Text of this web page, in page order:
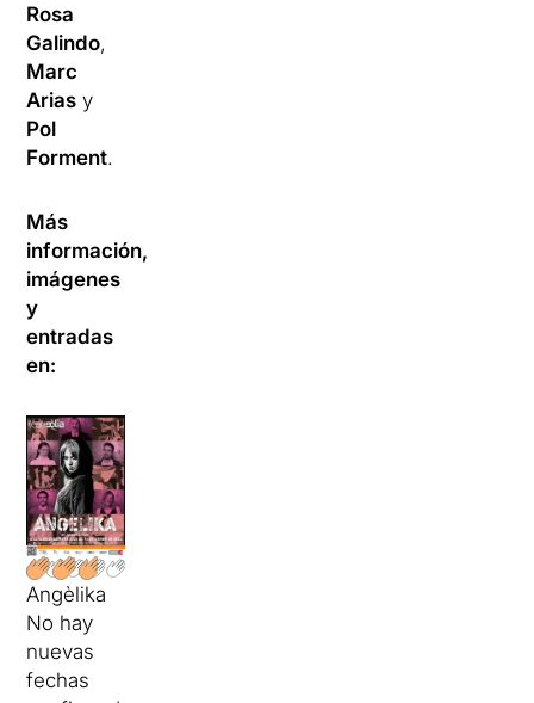
Rosa
Galindo,
Marc
Arias y
Pol
Forment.
Más
información,
imágenes
y
entradas
en:
Angèlika
No hay
nuevas
fechas